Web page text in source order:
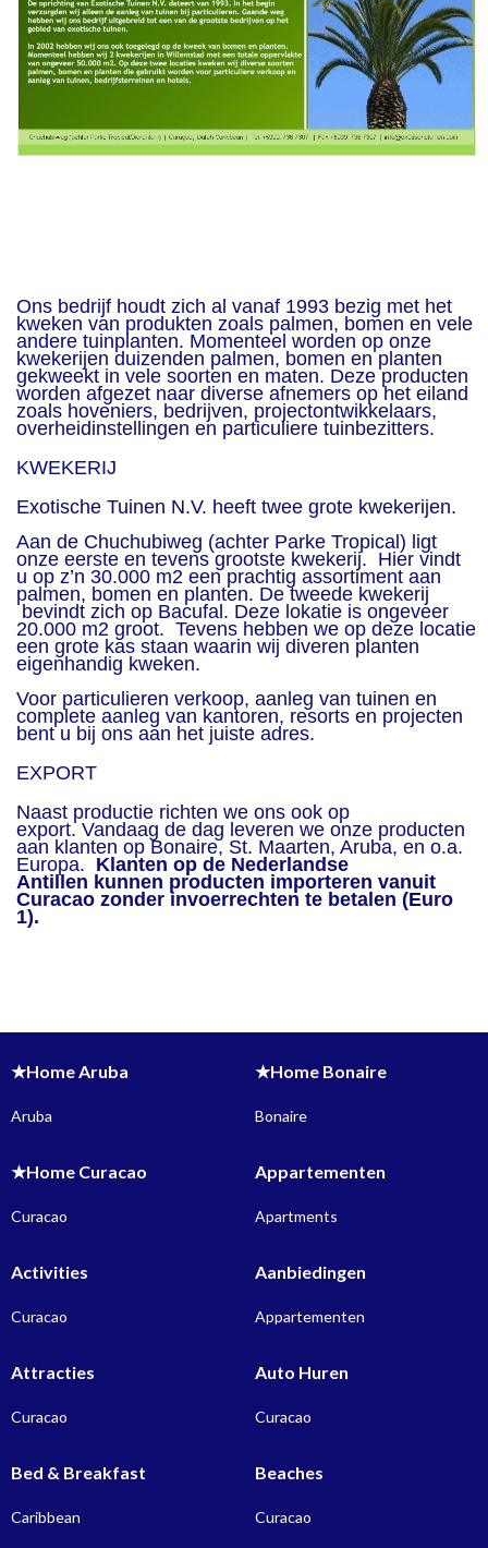
Ons bedrijf houdt zich al vanaf 1993 bezig met het
kweken van produkten zoals palmen, bomen en vele
andere tuinplanten. Momenteel worden op onze
kwekerijen duizenden palmen, bomen en planten
gekweekt in vele soorten en maten. Deze producten
worden afgezet naar diverse afnemers op het eiland
zoals hoveniers, bedrijven, projectontwikkelaars,
overheidinstellingen en particuliere tuinbezitters.
KWEKERIJ
Exotische Tuinen N.V. heeft twee grote kwekerijen.
Aan de Chuchubiweg (achter Parke Tropical) ligt
onze eerste en tevens grootste kwekerij. Hier vindt
u op z’n 30.000 m2 een prachtig assortiment aan
palmen, bomen en planten. De tweede kwekerij
bevindt zich op Bacufal. Deze lokatie is ongeveer
20.000 m2 groot. Tevens hebben we op deze locatie
een grote kas staan waarin wij diveren planten
eigenhandig kweken.
Voor particulieren verkoop, aanleg van tuinen en
complete aanleg van kantoren, resorts en projecten
bent u bij ons aan het juiste adres.
EXPORT
Naast productie richten we ons ook op
export. Vandaag de dag leveren we onze producten
aan klanten op Bonaire, St. Maarten, Aruba, en o.a.
Europa. Klanten op de Nederlandse
Antillen kunnen producten importeren vanuit
Curacao zonder invoerrechten te betalen (Euro
1).
★Home Aruba
Aruba
★Home Bonaire
Bonaire
★Home Curacao
Curacao
Appartementen
Apartments
Activities
Curacao
Aanbiedingen
Appartementen
Attracties
Curacao
Auto Huren
Curacao
Bed & Breakfast
Caribbean
Beaches
Curacao